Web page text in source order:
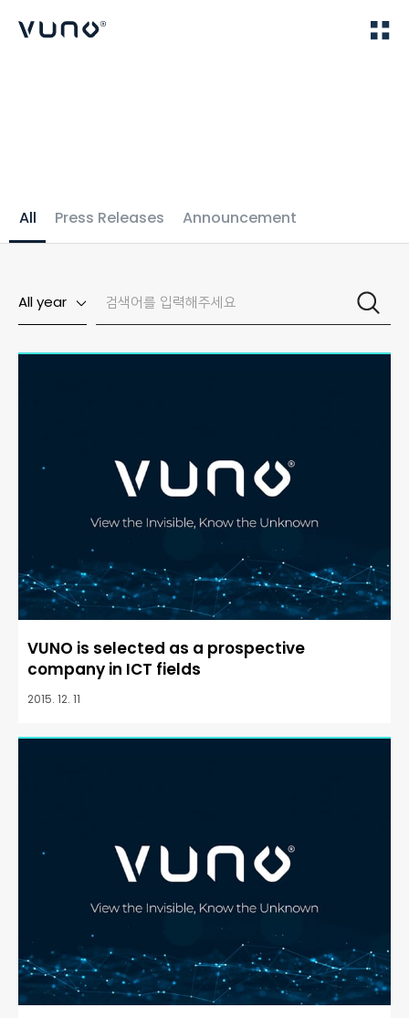
All Press Releases Announcement
All year
VUNO is selected as a prospective
company in ICT fields
2015. 12. 11